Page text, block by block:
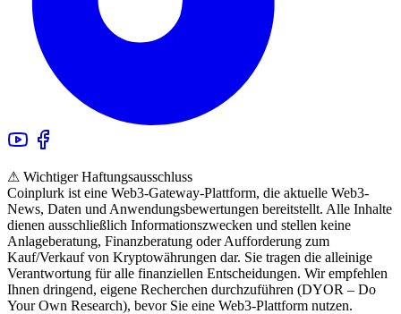
⚠ Wichtiger Haftungsausschluss
Coinplurk ist eine Web3-Gateway-Plattform, die aktuelle Web3-
News, Daten und Anwendungsbewertungen bereitstellt. Alle Inhalte
dienen ausschließlich Informationszwecken und stellen keine
Anlageberatung, Finanzberatung oder Aufforderung zum
Kauf/Verkauf von Kryptowährungen dar. Sie tragen die alleinige
Verantwortung für alle finanziellen Entscheidungen. Wir empfehlen
Ihnen dringend, eigene Recherchen durchzuführen (DYOR – Do
Your Own Research), bevor Sie eine Web3-Plattform nutzen.